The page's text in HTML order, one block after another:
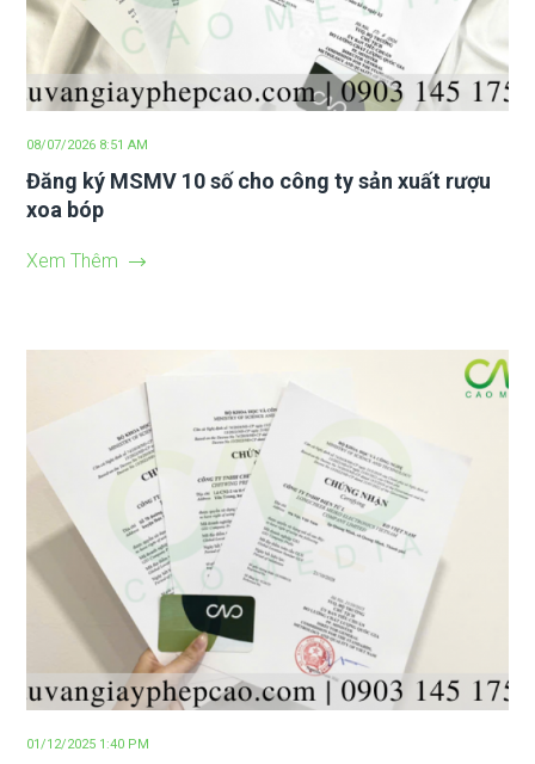
08/07/2026 8:51 AM
Đăng ký MSMV 10 số cho công ty sản xuất rượu
xoa bóp
Xem Thêm
01/12/2025 1:40 PM